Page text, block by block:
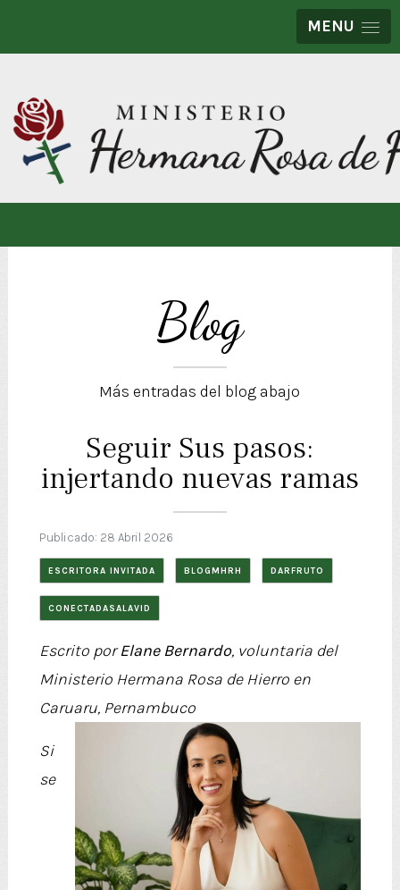
MENU
Blog
Más entradas del blog abajo
Seguir Sus pasos:
injertando nuevas ramas
Publicado: 28 Abril 2026
ESCRITORA INVITADA BLOGMHRH DARFRUTO
CONECTADASALAVID
Escrito porElane Bernardo, voluntaria del
Ministerio Hermana Rosa de Hierro en
Caruaru, Pernambuco
Si
se